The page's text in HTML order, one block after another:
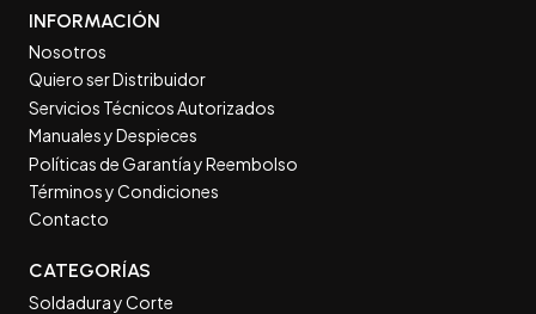
INFORMACIÓN
Nosotros
Quiero ser Distribuidor
Servicios Técnicos Autorizados
Manuales y Despieces
Políticas de Garantía y Reembolso
Términos y Condiciones
Contacto
CATEGORÍAS
Soldadura y Corte